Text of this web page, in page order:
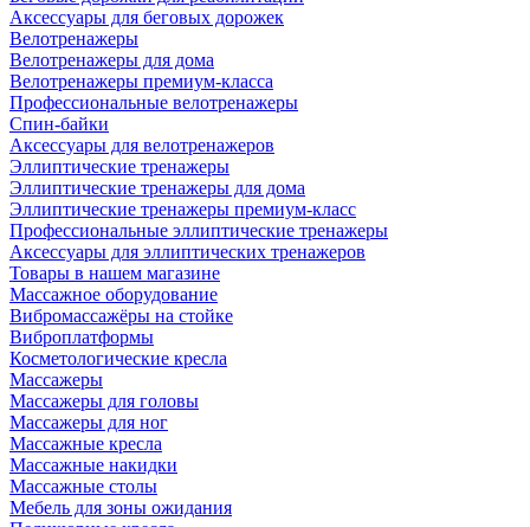
Аксессуары для беговых дорожек
Велотренажеры
Велотренажеры для дома
Велотренажеры премиум-класса
Профессиональные велотренажеры
Спин-байки
Аксессуары для велотренажеров
Эллиптические тренажеры
Эллиптические тренажеры для дома
Эллиптические тренажеры премиум-класс
Профессиональные эллиптические тренажеры
Аксессуары для эллиптических тренажеров
Товары в нашем магазине
Массажное оборудование
Вибромассажёры на стойке
Виброплатформы
Косметологические кресла
Массажеры
Массажеры для головы
Массажеры для ног
Массажные кресла
Массажные накидки
Массажные столы
Мебель для зоны ожидания